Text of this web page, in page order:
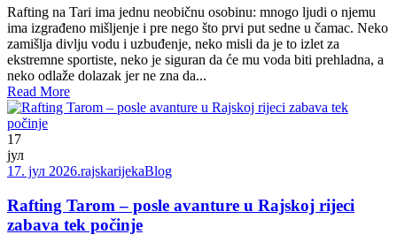
Rafting na Tari ima jednu neobičnu osobinu: mnogo ljudi o njemu
ima izgrađeno mišljenje i pre nego što prvi put sedne u čamac. Neko
zamišlja divlju vodu i uzbuđenje, neko misli da je to izlet za
ekstremne sportiste, neko je siguran da će mu voda biti prehladna, a
neko odlaže dolazak jer ne zna da...
Read More
17
јул
17. јул 2026.rajskarijekaBlog
Rafting Tarom – posle avanture u Rajskoj rijeci
zabava tek počinje